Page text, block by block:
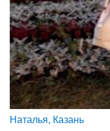
Наталья, Казань